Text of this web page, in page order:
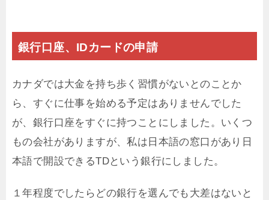
銀行口座、IDカードの申請
カナダでは大金を持ち歩く習慣がないとのことか
ら、すぐに仕事を始める予定はありませんでした
が、銀行口座をすぐに持つことにしました。いくつ
もの会社がありますが、私は日本語の窓口があり日
本語で開設できるTDという銀行にしました。
１年程度でしたらどの銀行を選んでも大差はないと